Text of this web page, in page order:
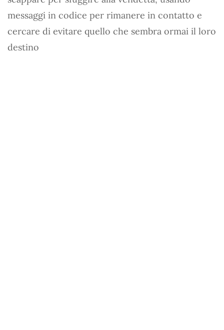
messaggi in codice per rimanere in contatto e
cercare di evitare quello che sembra ormai il loro
destino